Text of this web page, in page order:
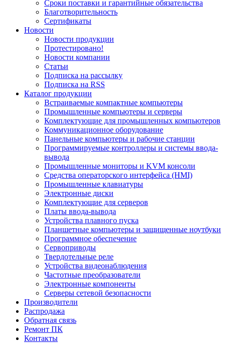
Сроки поставки и гарантийные обязательства
Благотворительность
Сертификаты
Новости
Новости продукции
Протестировано!
Новости компании
Статьи
Подписка на рассылку
Подписка на RSS
Каталог продукции
Встраиваемые компактные компьютеры
Промышленные компьютеры и серверы
Комплектующие для промышленных компьютеров
Коммуникационное оборудование
Панельные компьютеры и рабочие станции
Программируемые контроллеры и системы ввода-
вывода
Промышленные мониторы и KVM консоли
Средства операторского интерфейса (HMI)
Промышленные клавиатуры
Электронные диски
Комплектующие для серверов
Платы ввода-вывода
Устройства плавного пуска
Планшетные компьютеры и защищенные ноутбуки
Программное обеспечение
Сервоприводы
Твердотельные реле
Устройства видеонаблюдения
Частотные преобразователи
Электронные компоненты
Серверы сетевой безопасности
Производители
Распродажа
Обратная связь
Ремонт ПК
Контакты